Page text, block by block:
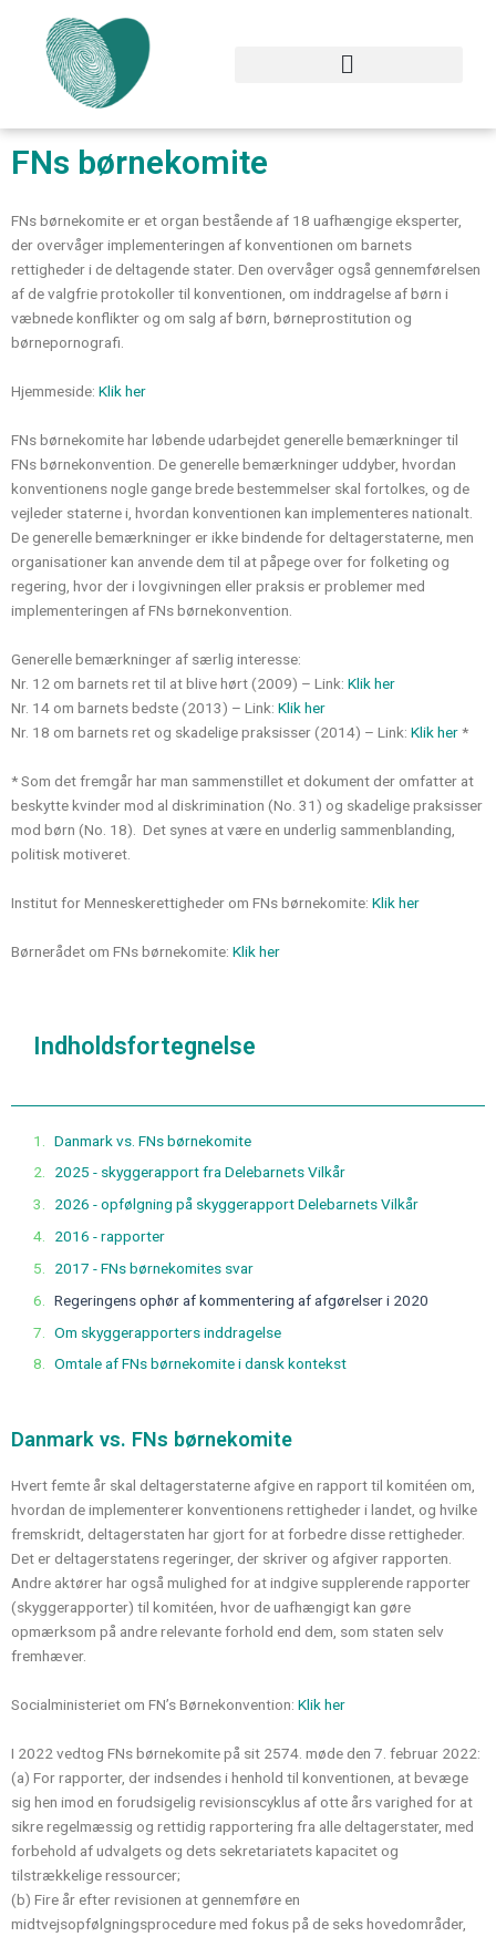
indholdet
FNs børnekomite
FNs børnekomite er et organ bestående af 18 uafhængige eksperter,
der overvåger implementeringen af konventionen om barnets
rettigheder i de deltagende stater. Den overvåger også gennemførelsen
af de valgfrie protokoller til konventionen, om inddragelse af børn i
væbnede konflikter og om salg af børn, børneprostitution og
børnepornografi.
Hjemmeside: Klik her
FNs børnekomite har løbende udarbejdet generelle bemærkninger til
FNs børnekonvention. De generelle bemærkninger uddyber, hvordan
konventionens nogle gange brede bestemmelser skal fortolkes, og de
vejleder staterne i, hvordan konventionen kan implementeres nationalt.
De generelle bemærkninger er ikke bindende for deltagerstaterne, men
organisationer kan anvende dem til at påpege over for folketing og
regering, hvor der i lovgivningen eller praksis er problemer med
implementeringen af FNs børnekonvention.
Generelle bemærkninger af særlig interesse:
Nr. 12 om barnets ret til at blive hørt (2009) – Link: Klik her
Nr. 14 om barnets bedste (2013) – Link: Klik her
Nr. 18 om barnets ret og skadelige praksisser (2014) – Link: Klik her*
* Som det fremgår har man sammenstillet et dokument der omfatter at
beskytte kvinder mod al diskrimination (No. 31) og skadelige praksisser
mod børn (No. 18). Det synes at være en underlig sammenblanding,
politisk motiveret.
Institut for Menneskerettigheder om FNs børnekomite: Klik her
Børnerådet om FNs børnekomite: Klik her
Indholdsfortegnelse
Danmark vs. FNs børnekomite
2025 - skyggerapport fra Delebarnets Vilkår
2026 - opfølgning på skyggerapport Delebarnets Vilkår
2016 - rapporter
2017 - FNs børnekomites svar
Regeringens ophør af kommentering af afgørelser i 2020
Om skyggerapporters inddragelse
Omtale af FNs børnekomite i dansk kontekst
Danmark vs. FNs børnekomite
Hvert femte år skal deltagerstaterne afgive en rapport til komitéen om,
hvordan de implementerer konventionens rettigheder i landet, og hvilke
fremskridt, deltagerstaten har gjort for at forbedre disse rettigheder.
Det er deltagerstatens regeringer, der skriver og afgiver rapporten.
Andre aktører har også mulighed for at indgive supplerende rapporter
(skyggerapporter) til komitéen, hvor de uafhængigt kan gøre
opmærksom på andre relevante forhold end dem, som staten selv
fremhæver.
Socialministeriet om FN’s Børnekonvention: Klik her
I 2022 vedtog FNs børnekomite på sit 2574. møde den 7. februar 2022:
(a) For rapporter, der indsendes i henhold til konventionen, at bevæge
sig hen imod en forudsigelig revisionscyklus af otte års varighed for at
sikre regelmæssig og rettidig rapportering fra alle deltagerstater, med
forbehold af udvalgets og dets sekretariatets kapacitet og
tilstrækkelige ressourcer;
(b) Fire år efter revisionen at gennemføre en
midtvejsopfølgningsprocedure med fokus på de seks hovedområder,